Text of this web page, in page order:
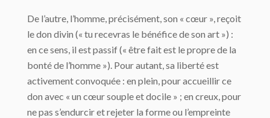
De l’autre, l’homme, précisément, son « cœur », reçoit
le don divin (« tu recevras le bénéfice de son art ») :
en ce sens, il est passif (« être fait est le propre de la
bonté de l’homme »). Pour autant, sa liberté est
activement convoquée : en plein, pour accueillir ce
don avec « un cœur souple et docile » ; en creux, pour
ne pas s’endurcir et rejeter la forme ou l’empreinte